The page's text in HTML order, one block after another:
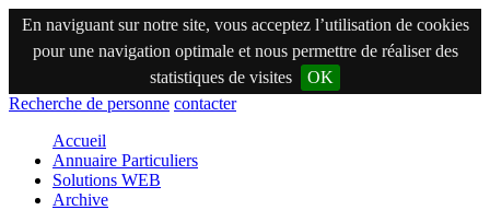
En naviguant sur notre site, vous acceptez l’utilisation de cookies
pour une navigation optimale et nous permettre de réaliser des
statistiques de visites
OK
Recherche de personne contacter
Accueil
Annuaire Particuliers
Solutions WEB
Archive